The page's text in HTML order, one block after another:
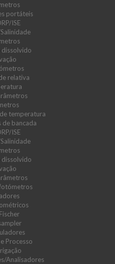
portáteis
ISE
dissolvido
relativa
temperatura
bancada
ISE
dissolvido
Processo
Analisadores